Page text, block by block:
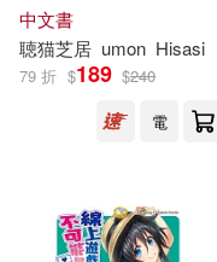
中文書
聴猫芝居 umon Hisasi
79 折 $189 $240
電